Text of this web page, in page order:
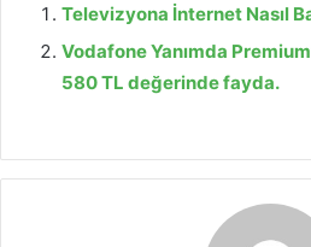
Televizyona İnternet Nasıl
Vodafone Yanımda
580 TL değerinde fayda.